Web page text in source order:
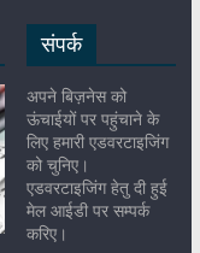
संपर्क
अपने बिज़नेस को
ऊंचाईयों पर पहुंचाने के
लिए हमारी एडवरटाइजिंग
को चुनिए।
एडवरटाइजिंग हेतु दी हुई
मेल आईडी पर सम्पर्क
करिए।